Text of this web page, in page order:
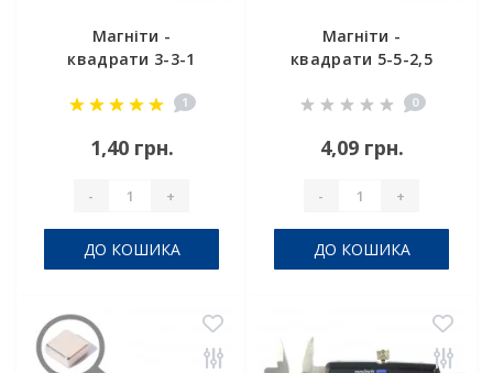
Магніти -
квадрати 3-3-1
1
1,40 грн.
- +
ДО КОШИКА
Магніти -
квадрати 5-5-2,5
0
4,09 грн.
- +
ДО КОШИКА